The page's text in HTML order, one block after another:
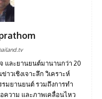
และยานยนต์มานานกว่า 20
วเชิงเจาะลึก วิเคราะห์
มยานยนต์ รวมถึงการทำ
ความ และภาพเคลื่อนไหว